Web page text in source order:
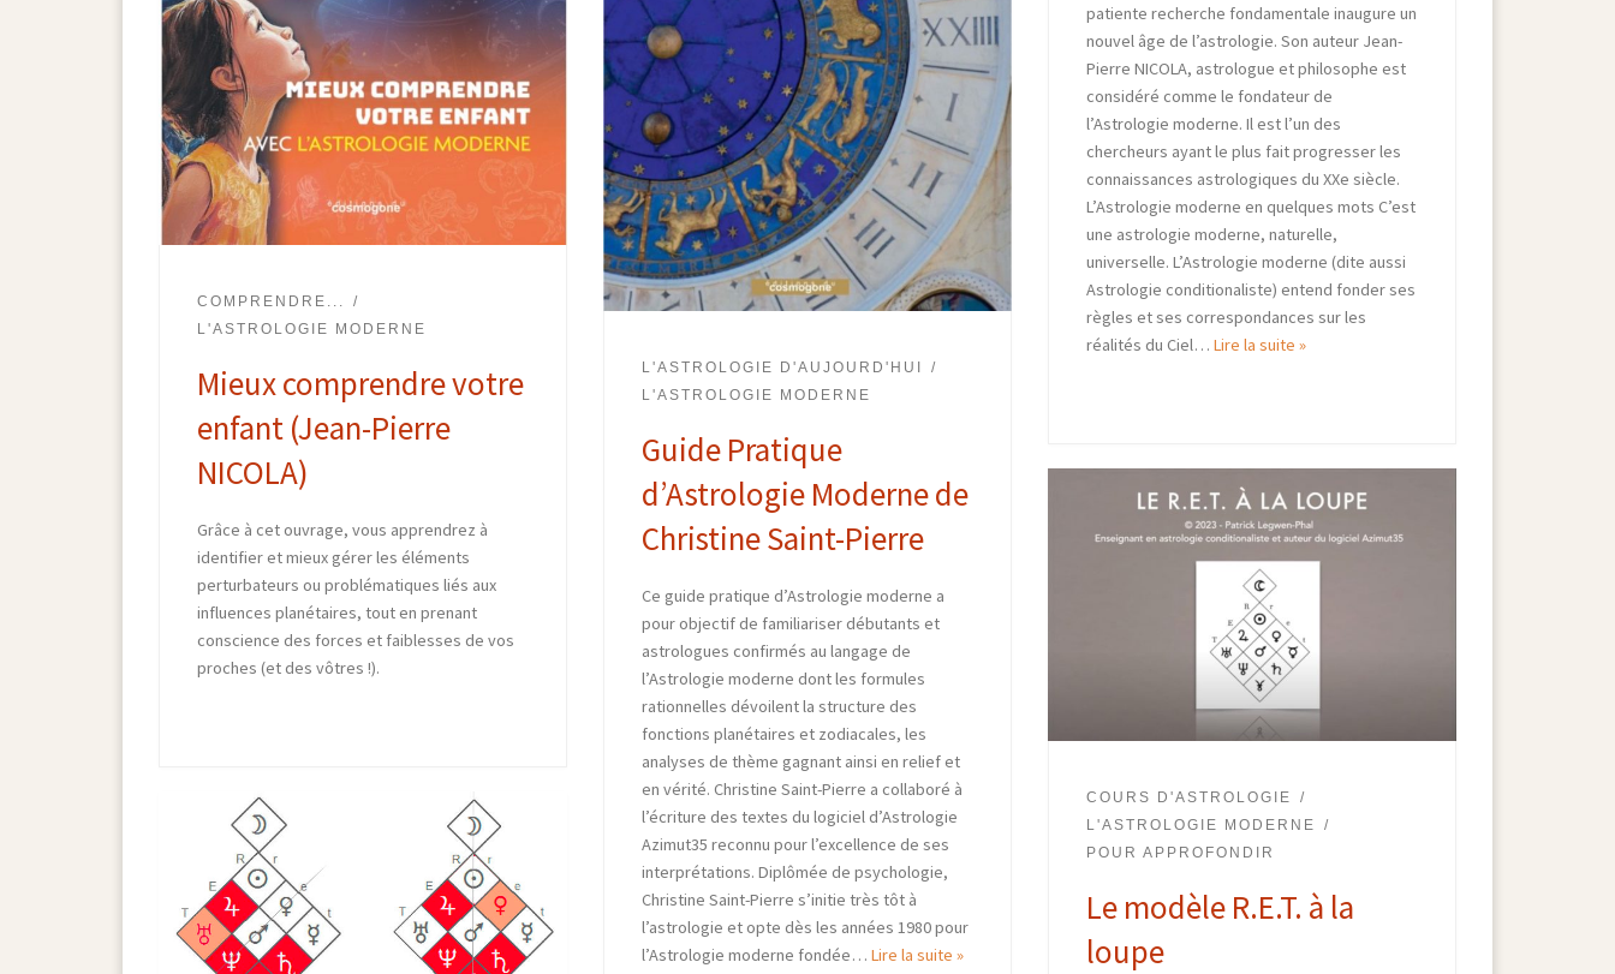
COMPRENDRE...
L'ASTROLOGIE MODERNE
Mieux comprendre votre
enfant (Jean-Pierre
NICOLA)
Grâce à cet ouvrage, vous apprendrez à
identifier et mieux gérer les éléments
perturbateurs ou problématiques liés aux
influences planétaires, tout en prenant
conscience des forces et faiblesses de vos
proches (et des vôtres !).
L'ASTROLOGIE D'AUJOURD'HUI
L'ASTROLOGIE MODERNE
Guide Pratique
d’Astrologie Moderne de
Christine Saint-Pierre
Ce guide pratique d’Astrologie moderne a
pour objectif de familiariser débutants et
astrologues confirmés au langage de
l’Astrologie moderne dont les formules
rationnelles dévoilent la structure des
fonctions planétaires et zodiacales, les
analyses de thème gagnant ainsi en relief et
en vérité. Christine Saint-Pierre a collaboré à
l’écriture des textes du logiciel d’Astrologie
Azimut35 reconnu pour l’excellence de ses
interprétations. Diplômée de psychologie,
Christine Saint-Pierre s’initie très tôt à
l’astrologie et opte dès les années 1980 pour
l’Astrologie moderne fondée… Lire la suite »
patiente recherche fondamentale inaugure un
nouvel âge de l’astrologie. Son auteur Jean-
Pierre NICOLA, astrologue et philosophe est
considéré comme le fondateur de
l’Astrologie moderne. Il est l’un des
chercheurs ayant le plus fait progresser les
connaissances astrologiques du XXe siècle.
L’Astrologie moderne en quelques mots C’est
une astrologie moderne, naturelle,
universelle. L’Astrologie moderne (dite aussi
Astrologie conditionaliste) entend fonder ses
règles et ses correspondances sur les
réalités du Ciel… Lire la suite »
COURS D'ASTROLOGIE
L'ASTROLOGIE MODERNE
POUR APPROFONDIR
Le modèle R.E.T. à la
loupe